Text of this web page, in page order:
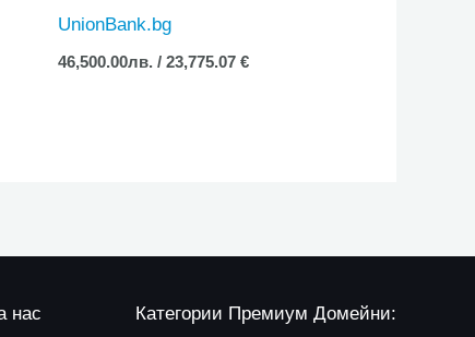
UnionBank.bg
46,500.00лв./ 23,775.07 €
нас Категории Премиум Домейни: